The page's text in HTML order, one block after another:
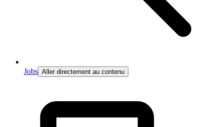
Jobs Aller directement au contenu